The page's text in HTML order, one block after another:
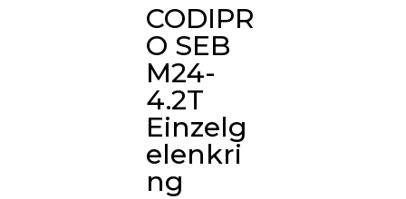
CODIPR
O SEB
M24-
4.2T
Einzelg
elenkri
ng